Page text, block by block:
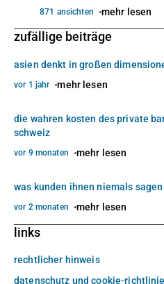
871 ansichten mehr lesen
zufällige beiträge
asien denkt in großen
vor 1 jahr mehr lesen
die wahren kosten des private
schweiz
vor 9 monaten mehr lesen
was kunden ihnen niemals sagen
vor 2 monaten mehr lesen
links
rechtlicher hinweis
datenschutz und cookie-richtlinie